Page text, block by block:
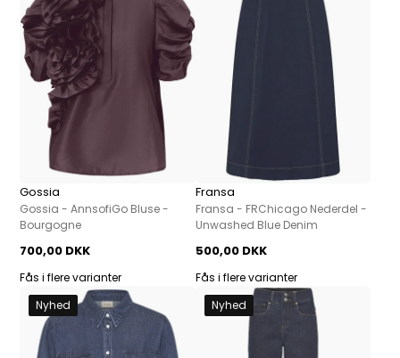
Gossia
Gossia - AnnsofiGo Bluse -
Bourgogne
700,00 DKK
Fås i flere varianter
Fransa
Fransa - FRChicago Nederdel -
Unwashed Blue Denim
500,00 DKK
Fås i flere varianter
Nyhed
Nyhed